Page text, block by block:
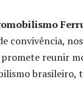
convivência,
reunir